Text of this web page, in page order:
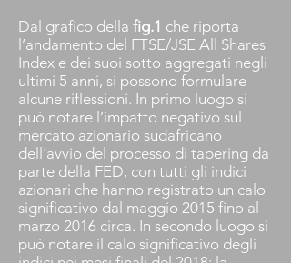
Dal grafico della fig.1 che riporta
l’andamento del FTSE/JSE All Shares
Index e dei suoi sotto aggregati negli
ultimi 5 anni, si possono formulare
alcune riflessioni. In primo luogo si
può notare l’impatto negativo sul
mercato azionario sudafricano
dell’avvio del processo di tapering da
parte della FED, con tutti gli indici
azionari che hanno registrato un calo
significativo dal maggio 2015 fino al
marzo 2016 circa. In secondo luogo si
può notare il calo significativo degli